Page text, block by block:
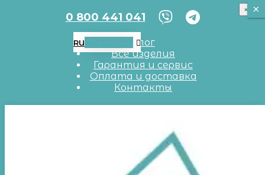
0 800 441 041
Блог
Все изделия
Гарантия и сервис
Оплата и доставка
Контакты
×
RU
×
×